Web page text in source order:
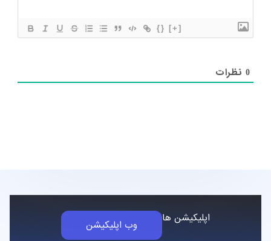
{} [+]
0 نظرات
اپلیکیشن ها وب اپلیکیشن